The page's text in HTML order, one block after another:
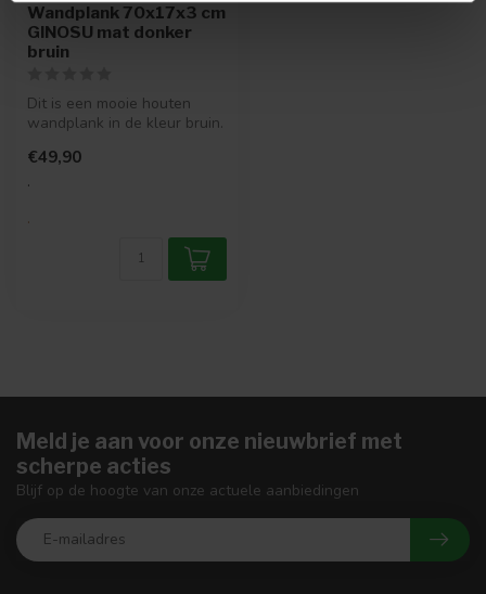
Wandplank 70x17x3 cm
GINOSU mat donker
bruin
Dit is een mooie houten
wandplank in de kleur bruin.
€49,90
.
.
Meld je aan voor onze nieuwbrief met
scherpe acties
Blijf op de hoogte van onze actuele aanbiedingen